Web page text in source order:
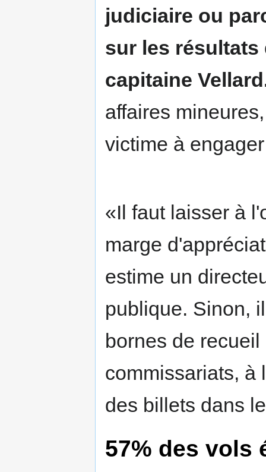
judiciaire ou
sur les résultats
capitaine
affaires
victime à
«Il faut laisser à
marge
estime un
publique. Sinon,
bornes de
commissariats, à
des billets dans
57% des vols